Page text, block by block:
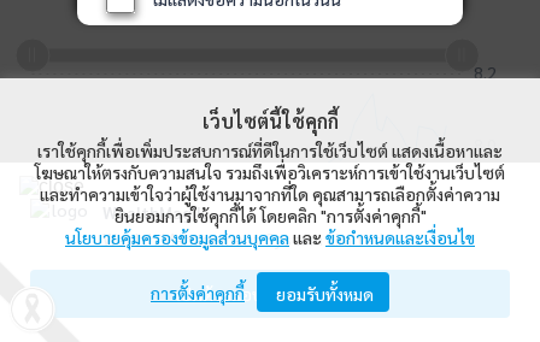
7.8
7.0
6.8
8.0
8.2
WealthMagik
Wealth Management System Limited
เปิดด้วยแอป WealthMagik
เว็บไซต์นี้ใช้คุกกี้
เราใช้คุกกี้เพื่อเพิ่มประสบการณ์ที่ดีในการใช้เว็บไซต์ แสดงเนื้อหาและ
โฆษณาให้ตรงกับความสนใจ รวมถึงเพื่อวิเคราะห์การเข้าใช้งานเว็บไซต์
และทำความเข้าใจว่าผู้ใช้งานมาจากที่ใด คุณสามารถเลือกตั้งค่าความ
ยินยอมการใช้คุกกี้ได้ โดยคลิก "การตั้งค่าคุกกี้"
นโยบายคุ้มครองข้อมูลส่วนบุคคลและ ข้อกำหนดและเงื่อนไข
การตั้งค่าคุกกี้ ยอมรับทั้งหมด